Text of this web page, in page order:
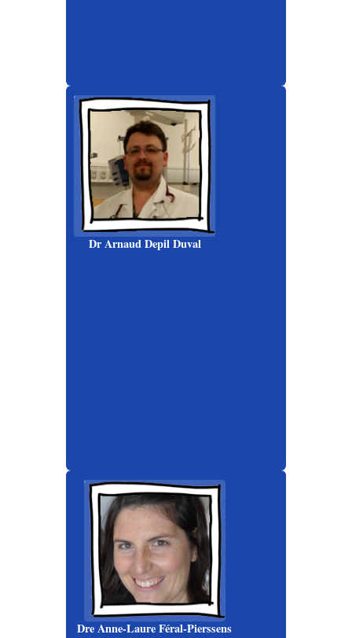
Dr Arnaud Depil Duval
Dre Anne-Laure Féral-Pierssens